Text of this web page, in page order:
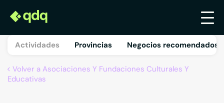
Actividades Provincias Negocios recomendados
Volver a Asociaciones Y Fundaciones Culturales Y
Educativas